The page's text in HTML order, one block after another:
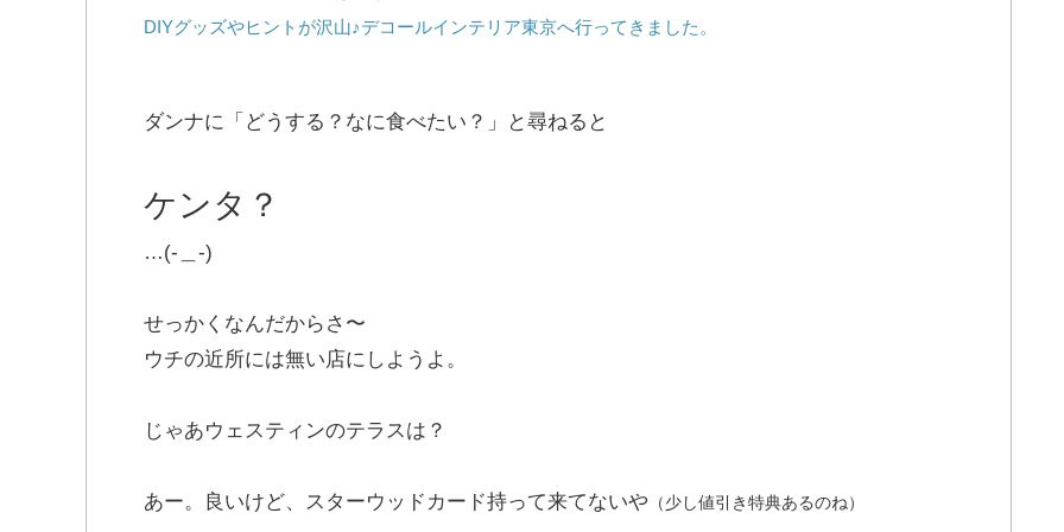
DIYグッズやヒントが沢山♪デコールインテリア東京へ行ってきました。
ダンナに「どうする？なに食べたい？」と尋ねると
ケンタ？
…(-＿-)
せっかくなんだからさ〜
ウチの近所には無い店にしようよ。
じゃあウェスティンのテラスは？
あー。良いけど、スターウッドカード持って来てないや （少し値引き特典あるのね）